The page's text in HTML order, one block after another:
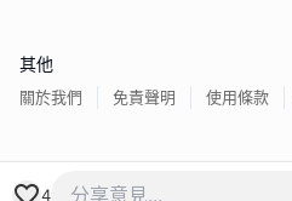
4
其他
關於我們 免責聲明 使用條款
香港經濟日報版權所有©